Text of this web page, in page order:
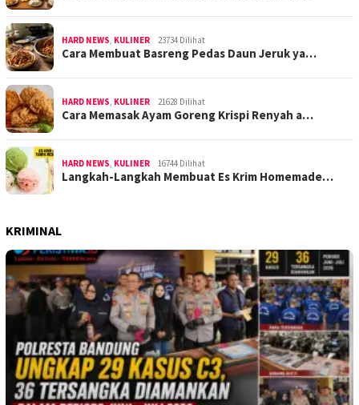
HARD NEWS KULINER 23734 Dilihat
Cara Membuat Basreng Pedas Daun Jeruk ya…
HARD NEWS KULINER 21628 Dilihat
Cara Memasak Ayam Goreng Krispi Renyah a…
HARD NEWS KULINER 16744 Dilihat
Langkah-Langkah Membuat Es Krim Homemade…
KRIMINAL